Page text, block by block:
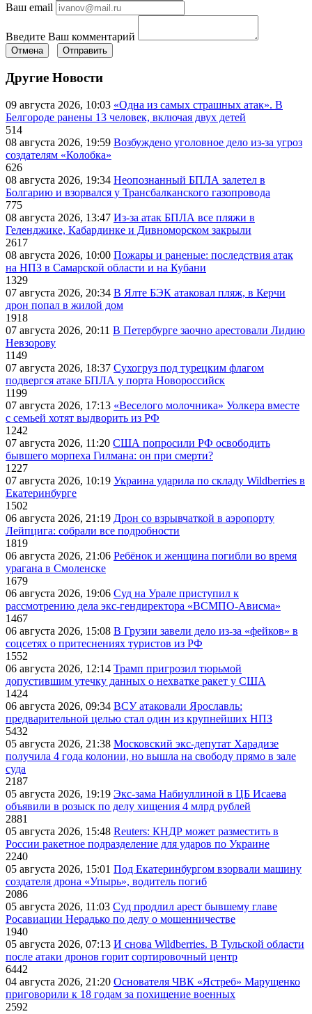
Ваш email
Введите Ваш комментарий
Отмена Отправить
Другие Новости
09 августа 2026, 10:03 «Одна из самых страшных атак». В
Белгороде ранены 13 человек, включая двух детей
514
08 августа 2026, 19:59 Возбуждено уголовное дело из-за угроз
создателям «Колобка»
626
08 августа 2026, 19:34 Неопознанный БПЛА залетел в
Болгарию и взорвался у Трансбалканского газопровода
775
08 августа 2026, 13:47 Из-за атак БПЛА все пляжи в
Геленджике, Кабардинке и Дивноморском закрыли
2617
08 августа 2026, 10:00 Пожары и раненые: последствия атак
на НПЗ в Самарской области и на Кубани
1329
07 августа 2026, 20:34 В Ялте БЭК атаковал пляж, в Керчи
дрон попал в жилой дом
1918
07 августа 2026, 20:11 В Петербурге заочно арестовали Лидию
Невзорову
1149
07 августа 2026, 18:37 Сухогруз под турецким флагом
подвергся атаке БПЛА у порта Новороссийск
1199
07 августа 2026, 17:13 «Веселого молочника» Уолкера вместе
с семьей хотят выдворить из РФ
1242
07 августа 2026, 11:20 США попросили РФ освободить
бывшего морпеха Гилмана: он при смерти?
1227
07 августа 2026, 10:19 Украина ударила по складу Wildberries в
Екатеринбурге
1502
06 августа 2026, 21:19 Дрон со взрывчаткой в аэропорту
Лейпцига: собрали все подробности
1819
06 августа 2026, 21:06 Ребёнок и женщина погибли во время
урагана в Смоленске
1679
06 августа 2026, 19:06 Суд на Урале приступил к
рассмотрению дела экс-гендиректора «ВСМПО-Ависма»
1467
06 августа 2026, 15:08 В Грузии завели дело из-за «фейков» в
соцсетях о притеснениях туристов из РФ
1552
06 августа 2026, 12:14 Трамп пригрозил тюрьмой
допустившим утечку данных о нехватке ракет у США
1424
06 августа 2026, 09:34 ВСУ атаковали Ярославль:
предварительной целью стал один из крупнейших НПЗ
5432
05 августа 2026, 21:38 Московский экс-депутат Харадизе
получила 4 года колонии, но вышла на свободу прямо в зале
суда
2187
05 августа 2026, 19:19 Экс-зама Набиуллиной в ЦБ Исаева
объявили в розыск по делу хищения 4 млрд рублей
2881
05 августа 2026, 15:48 Reuters: КНДР может разместить в
России ракетное подразделение для ударов по Украине
2240
05 августа 2026, 15:01 Под Екатеринбургом взорвали машину
создателя дрона «Упырь», водитель погиб
2086
05 августа 2026, 11:03 Суд продлил арест бывшему главе
Росавиации Нерадько по делу о мошенничестве
1940
05 августа 2026, 07:13 И снова Wildberries. В Тульской области
после атаки дронов горит сортировочный центр
6442
04 августа 2026, 21:20 Основателя ЧВК «Ястреб» Марущенко
приговорили к 18 годам за похищение военных
2592